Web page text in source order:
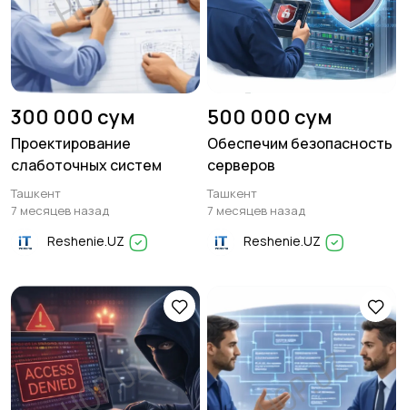
300 000 сум
Проектирование
слаботочных систем
Ташкент
7 месяцев назад
Reshenie.UZ
500 000 сум
Обеспечим безопасность
серверов
Ташкент
7 месяцев назад
Reshenie.UZ